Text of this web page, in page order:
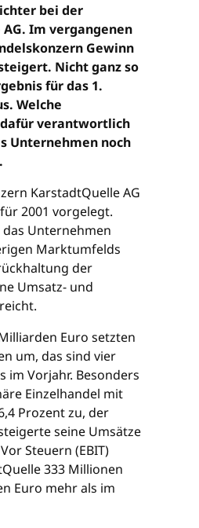
bei der
Im vergangenen
Gewinn
Nicht ganz so
für das 1.
Welche
verantwortlich
Unternehmen noch
KarstadtQuelle AG
2001 vorgelegt.
Unternehmen
Marktumfelds
der
Umsatz- und
Euro setzten
um, das sind vier
im Vorjahr. Besonders
Einzelhandel mit
Prozent zu, der
seine Umsätze
Steuern (EBIT)
333 Millionen
Euro mehr als im